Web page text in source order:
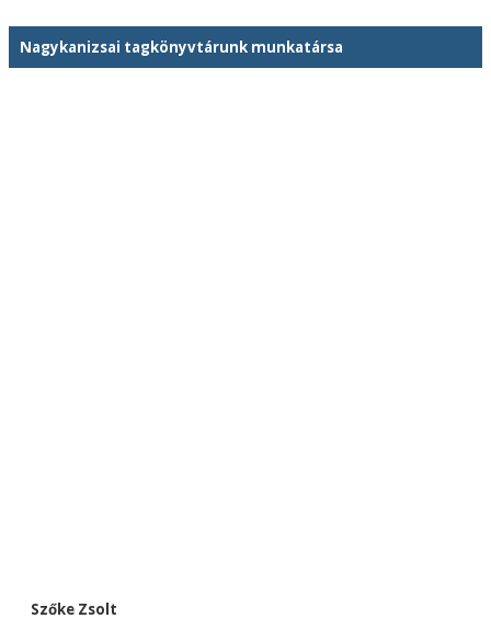
Nagykanizsai tagkönyvtárunk munkatársa
Szőke Zsolt